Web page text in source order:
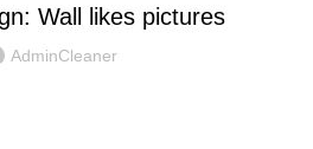
Wall likes pictures
AdminCleaner